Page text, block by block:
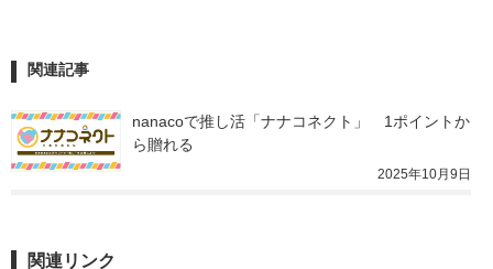
関連記事
nanacoで推し活「ナナコネクト」　1ポイントか
ら贈れる
2025年10月9日
関連リンク